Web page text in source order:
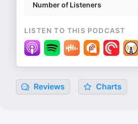
Number of Listeners
LISTEN TO THIS PODCAST
Reviews Charts